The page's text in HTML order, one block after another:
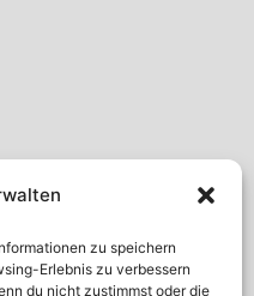
zu speichern
Erlebnis zu verbessern
du nicht zustimmst oder die